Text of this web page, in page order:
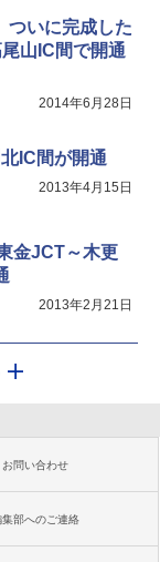
ついに完成した
山IC間で開通
2014年6月28日
IC間が開通
2013年4月15日
金JCT～木更
2013年2月21日
お問い合わせ
集部へのご連絡